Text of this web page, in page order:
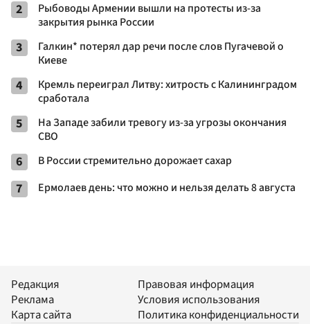
2
Рыбоводы Армении вышли на протесты из-за
закрытия рынка России
3
Галкин* потерял дар речи после слов Пугачевой о
Киеве
4
Кремль переиграл Литву: хитрость с Калининградом
сработала
5
На Западе забили тревогу из-за угрозы окончания
СВО
6 В России стремительно дорожает сахар
7 Ермолаев день: что можно и нельзя делать 8 августа
Редакция
Реклама
Карта сайта
Правовая информация
Условия использования
Политика конфиденциальности